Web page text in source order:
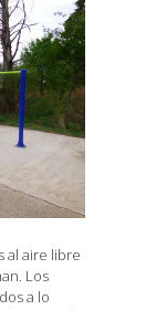
al aire libre
Los
a lo